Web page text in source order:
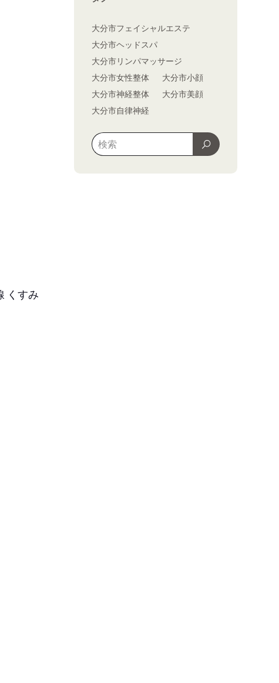
大分市フェイシャルエステ
大分市ヘッドスパ
大分市リンパマッサージ
大分市女性整体
大分市小顔
大分市神経整体
大分市美顔
大分市自律神経